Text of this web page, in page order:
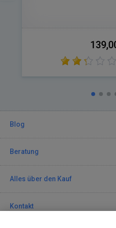
Blog
Beratung
Alles über den Kauf
Kontakt